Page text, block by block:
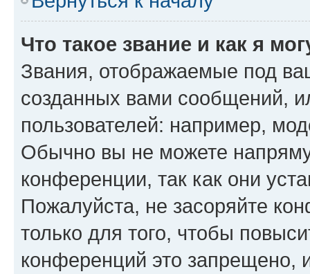
Что такое звание и как я
Звания, отображаемые под
созданных вами сообщений,
пользователей: например,
Обычно вы не можете
конференции, так как они
Пожалуйста, не засоряйте
только для того, чтобы
конференций это запрещено,